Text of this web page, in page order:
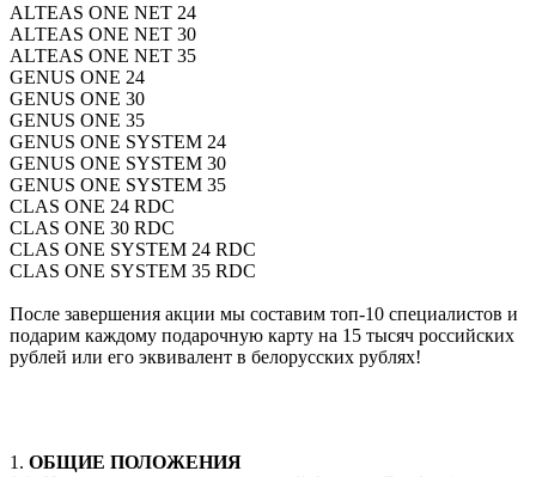
ALTEAS ONE NET 24
ALTEAS ONE NET 30
ALTEAS ONE NET 35
GENUS ONE 24
GENUS ONE 30
GENUS ONE 35
GENUS ONE SYSTEM 24
GENUS ONE SYSTEM 30
GENUS ONE SYSTEM 35
CLAS ONE 24 RDC
CLAS ONE 30 RDC
CLAS ONE SYSTEM 24 RDC
CLAS ONE SYSTEM 35 RDC
После завершения акции мы составим топ-10 специалистов и
подарим каждому подарочную карту на 15 тысяч российских
рублей или его эквивалент в белорусских рублях!
1. ОБЩИЕ ПОЛОЖЕНИЯ